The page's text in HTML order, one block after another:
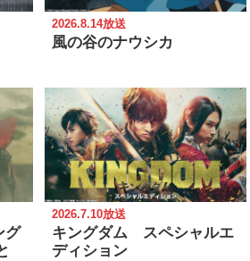
2026.8.14放送
風の谷のナウシカ
グ
2026.7.10放送
キングダム スペシャルエ
ディション